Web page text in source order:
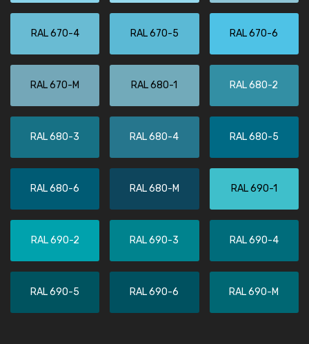
RAL 670-4 RAL 670-5 RAL 670-6
RAL 670-M RAL 680-1 RAL 680-2
RAL 680-3 RAL 680-4 RAL 680-5
RAL 680-6 RAL 680-M RAL 690-1
RAL 690-2 RAL 690-3 RAL 690-4
RAL 690-5 RAL 690-6 RAL 690-M